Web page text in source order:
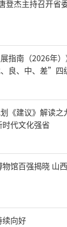
登杰主持召开省
指南（2026年
良、中、差”四
《建议》解读之
代文化强省
馆百强揭晓 山
续向好